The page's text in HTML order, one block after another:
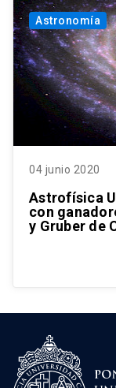
Astronomía
04 junio 2020
Astrofísica
con
y Gruber de